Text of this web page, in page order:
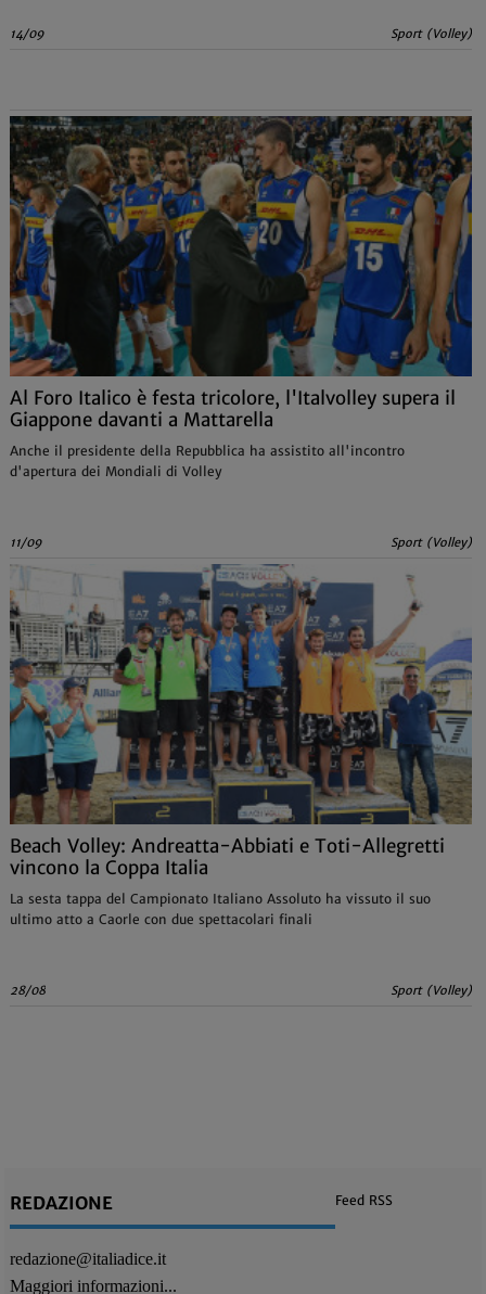
14/09 Sport (Volley)
Al Foro Italico è festa tricolore, l'Italvolley supera il
Giappone davanti a Mattarella
Anche il presidente della Repubblica ha assistito all'incontro
d'apertura dei Mondiali di Volley
11/09 Sport (Volley)
Beach Volley: Andreatta-Abbiati e Toti-Allegretti
vincono la Coppa Italia
La sesta tappa del Campionato Italiano Assoluto ha vissuto il suo
ultimo atto a Caorle con due spettacolari finali
28/08 Sport (Volley)
REDAZIONE
redazione@italiadice.it
Maggiori informazioni...
Feed RSS